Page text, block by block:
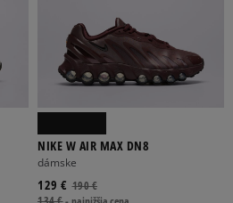
NIKE W AIR MAX DN8
dámske
190 €
129 €